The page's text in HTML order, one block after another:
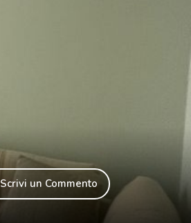
Scrivi un Commento